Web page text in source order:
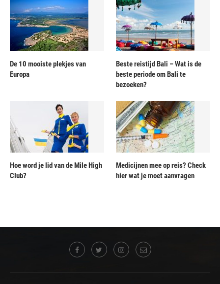
De 10 mooiste plekjes van
Europa
Beste reistijd Bali – Wat is de
beste periode om Bali te
bezoeken?
Hoe word je lid van de Mile High
Club?
Medicijnen mee op reis? Check
hier wat je moet aanvragen